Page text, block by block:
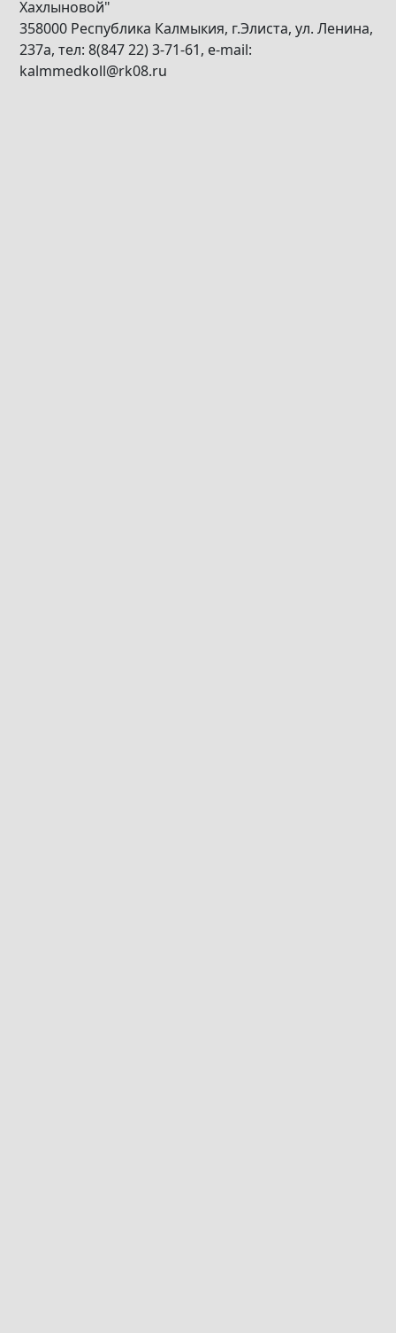
Хахлыновой"
358000 Республика Калмыкия, г.Элиста, ул. Ленина,
237а, тел: 8(847 22) 3-71-61, e-mail:
kalmmedkoll@rk08.ru